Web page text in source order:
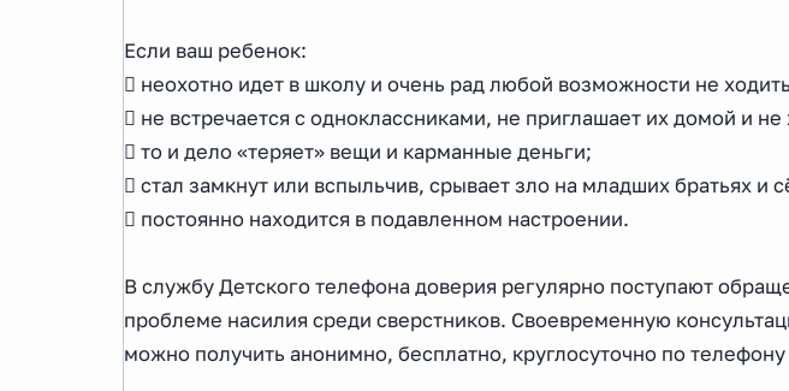
Если ваш ребенок:
 неохотно идет в школу и очень рад любой возможности не
 не встречается с одноклассниками, не приглашает их домой и не
 то и дело «теряет» вещи и карманные деньги;
 стал замкнут или вспыльчив, срывает зло на младших братьях и
 постоянно находится в подавленном настроении.
В службу Детского телефона доверия регулярно поступают
проблеме насилия среди сверстников. Своевременную
можно получить анонимно, бесплатно, круглосуточно по